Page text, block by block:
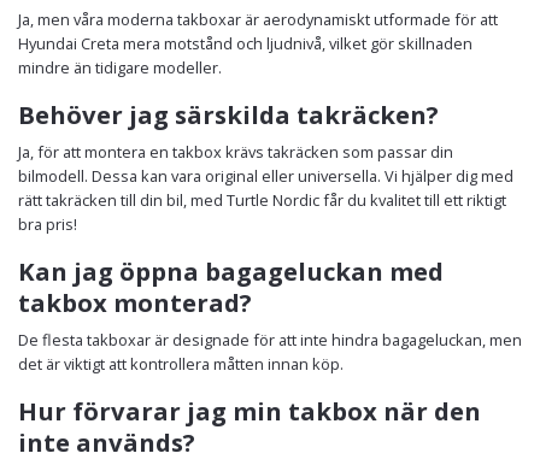
Ja, men våra moderna takboxar är aerodynamiskt utformade för att
Hyundai Creta mera motstånd och ljudnivå, vilket gör skillnaden
mindre än tidigare modeller.
Behöver jag särskilda takräcken?
Ja, för att montera en takbox krävs takräcken som passar din
bilmodell. Dessa kan vara original eller universella. Vi hjälper dig med
rätt takräcken till din bil, med Turtle Nordic får du kvalitet till ett riktigt
bra pris!
Kan jag öppna bagageluckan med
takbox monterad?
De flesta takboxar är designade för att inte hindra bagageluckan, men
det är viktigt att kontrollera måtten innan köp.
Hur förvarar jag min takbox när den
inte används?